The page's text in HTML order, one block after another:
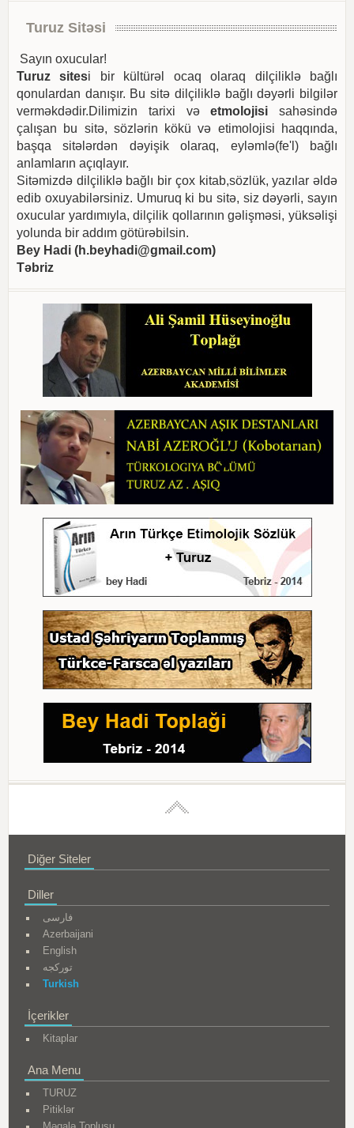
Turuz Sitəsi
Sayın oxucular!
Turuz sitesi bir kültürəl ocaq olaraq dilçiliklə bağlı
qonulardan danışır. Bu sitə dilçiliklə bağlı dəyərli bilgilər
verməkdədir.Dilimizin tarixi vəetmolojisi sahəsində
çalışan bu sitə, sözlərin kökü və etimolojisi haqqında,
başqa sitələrdən dəyişik olaraq, eyləmlə(fe'l) bağlı
anlamların açıqlayır.
Sitəmizdə dilçiliklə bağlı bir çox kitab,sözlük, yazılar əldə
edib oxuyabilərsiniz. Umuruq ki bu sitə, siz dəyərli, sayın
oxucular yardımıyla, dilçilik qollarının gəlişməsi, yüksəlişi
yolunda bir addım götürəbilsin.
Bey Hadi (h.beyhadi@gmail.com)
Təbriz
Diğer Siteler
Diller
فارسی
Azerbaijani
English
تورکجه
Turkish
İçerikler
Kitaplar
Ana Menu
TURUZ
Pitiklər